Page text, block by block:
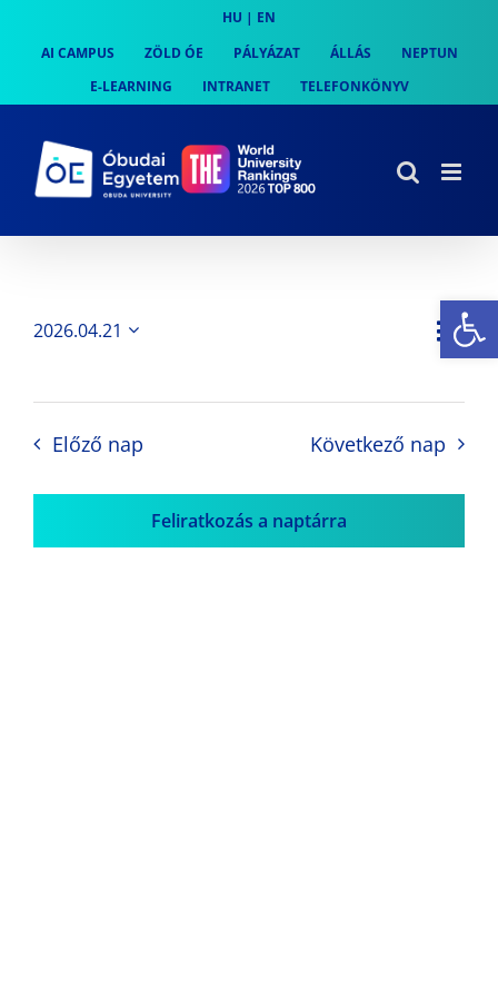
content
HU | EN
AI CAMPUS
ZÖLD ÓE PÁLYÁZAT ÁLLÁS
NEPTUN
E-LEARNING
INTRANET TELEFONKÖNYV
Nap
2026.04.21
Előző nap Következő nap
Feliratkozás a naptárra